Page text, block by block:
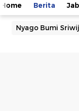
Home Berita
Nyago Bumi